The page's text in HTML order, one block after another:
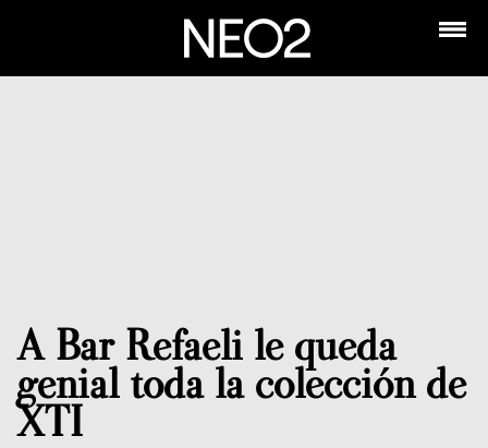
A Bar Refaeli le queda
genial toda la colección de
XTI